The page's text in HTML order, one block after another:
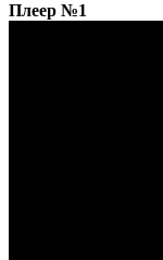
Плеер №1